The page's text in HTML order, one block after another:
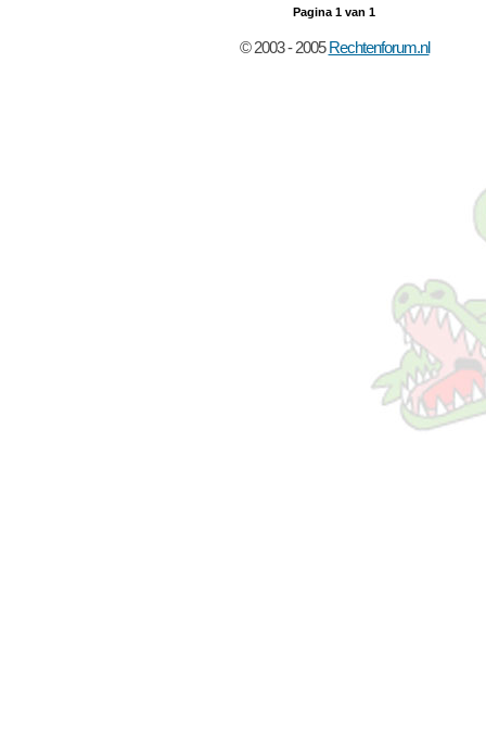
Pagina 1 van 1
© 2003 - 2005 Rechtenforum.nl